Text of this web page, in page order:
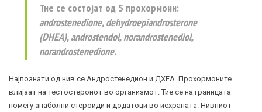
Тие се состојат од 5 прохормони:
androstenedione, dehydroepiandrosterone
(DHEA), androstendol, norandrostenediol,
norandrostenedione.
Најпознати од нив се Андростенедион и ДХЕА. Прохормоните
влијаат на тестостеронот во организмот. Тие се на границата
помеѓу анаболни стероиди и додатоци во исхраната. Нивниот